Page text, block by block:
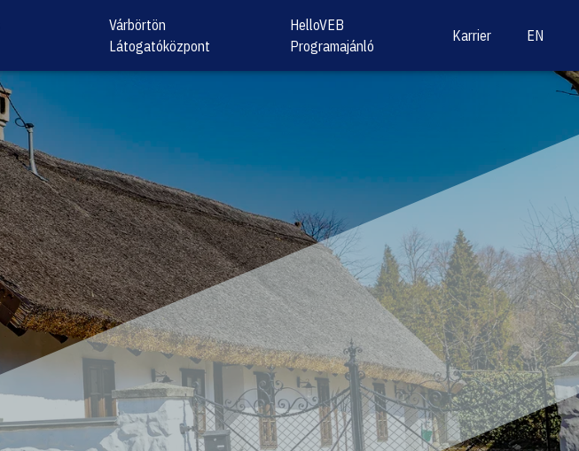
Várbörtön
Látogatóközpont
HelloVEB
Programajánló
Karrier EN